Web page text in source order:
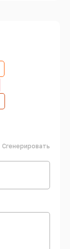
Сгенерировать